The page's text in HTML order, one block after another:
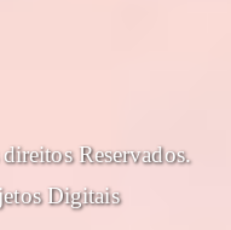
Reservados.
Digitais